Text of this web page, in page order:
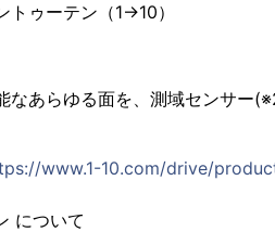
ゥーテン（1→10）
なあらゆる面を、測域センサー
www.1-10.com/drive/
について